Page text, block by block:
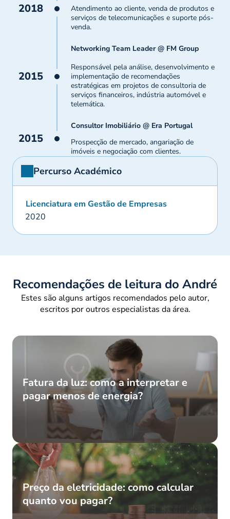
2018
Atendimento ao cliente, venda de produtos e
serviços de telecomunicações e suporte pós-
venda.
2015
Networking Team Leader @ FM Group
Responsável pela análise, desenvolvimento e
implementação de recomendações
estratégicas em projetos de consultoria de
serviços financeiros, indústria automóvel e
telemática.
2015
Consultor Imobiliário @ Era Portugal
Prospecção de mercado, angariação de
imóveis e negociação com clientes.
Percurso Académico
Licenciatura em Gestão de Empresas
2020
Recomendações de leitura do André
Estes são alguns artigos recomendados pelo autor,
escritos por outros especialistas da área.
Fatura da luz: como a interpretar e
pagar menos de energia?
Preço da eletricidade: como calcular
quanto vou pagar?